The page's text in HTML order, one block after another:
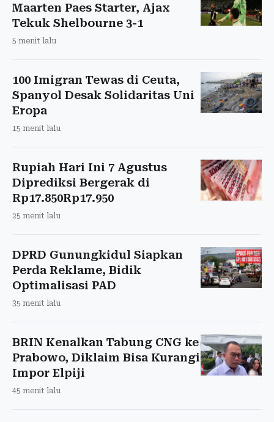
Maarten Paes Starter, Ajax
Tekuk Shelbourne 3-1
5 menit lalu
100 Imigran Tewas di Ceuta,
Spanyol Desak Solidaritas Uni
Eropa
15 menit lalu
Rupiah Hari Ini 7 Agustus
Diprediksi Bergerak di
Rp17.850Rp17.950
25 menit lalu
DPRD Gunungkidul Siapkan
Perda Reklame, Bidik
Optimalisasi PAD
35 menit lalu
BRIN Kenalkan Tabung CNG ke
Prabowo, Diklaim Bisa Kurangi
Impor Elpiji
45 menit lalu